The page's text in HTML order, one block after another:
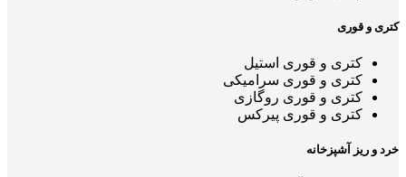
کتری و قوری
کتری و قوری استیل
کتری و قوری سرامیکی
کتری و قوری روگازی
کتری و قوری پیرکس
خرد و ریز آشپزخانه